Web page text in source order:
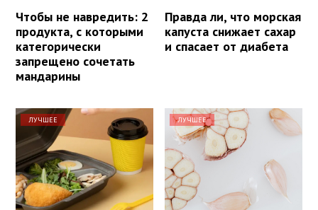
Чтобы не навредить: 2
продукта, с которыми
категорически
запрещено сочетать
мандарины
Правда ли, что морская
капуста снижает сахар
и спасает от диабета
ЛУЧШЕЕ ЛУЧШЕЕ